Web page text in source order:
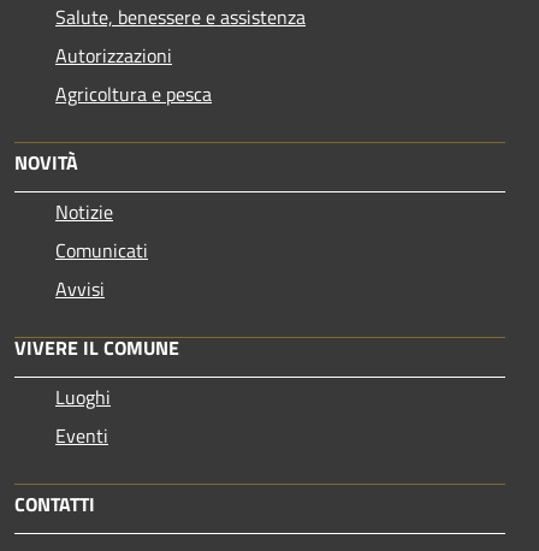
Salute, benessere e assistenza
Autorizzazioni
Agricoltura e pesca
NOVITÀ
Notizie
Comunicati
Avvisi
VIVERE IL COMUNE
Luoghi
Eventi
CONTATTI